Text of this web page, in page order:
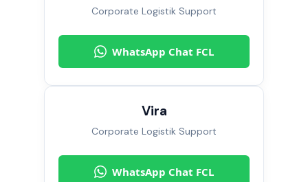
Corporate Logistik Support
WhatsApp Chat FCL
Vira
Corporate Logistik Support
WhatsApp Chat FCL